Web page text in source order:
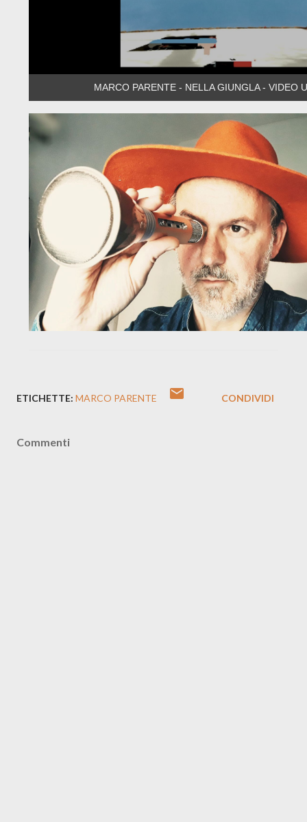
MARCO PARENTE - NELLA GIUNGLA - VIDEO
ETICHETTE: MARCO PARENTE CONDIVIDI
Commenti